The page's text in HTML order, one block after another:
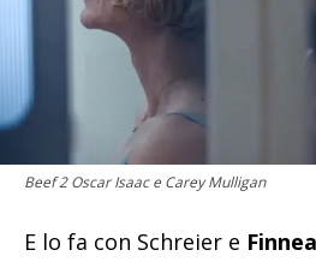
Beef 2 Oscar Isaac e Carey Mulligan
E lo fa con Schreier e